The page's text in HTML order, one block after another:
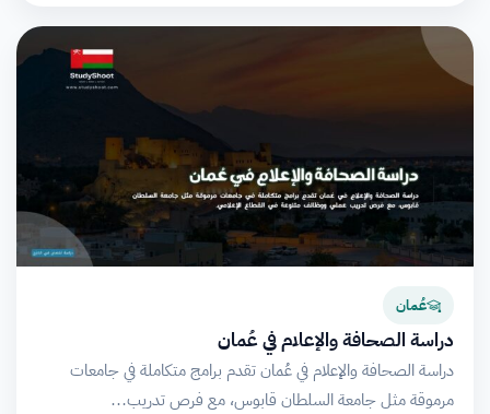
عُمان
دراسة الصحافة والإعلام في عُمان
دراسة الصحافة والإعلام في عُمان تقدم برامج متكاملة في جامعات
مرموقة مثل جامعة السلطان قابوس، مع فرص تدريب…